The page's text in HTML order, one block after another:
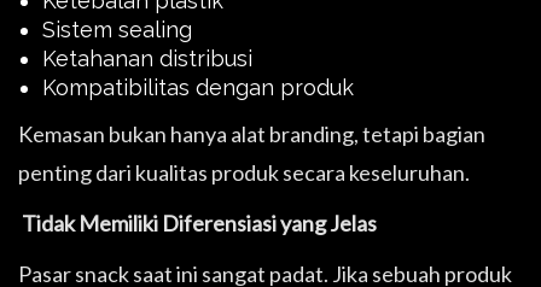
Sistem sealing
Ketahanan distribusi
Kompatibilitas dengan produk
Kemasan bukan hanya alat branding, tetapi bagian
penting dari kualitas produk secara keseluruhan.
Tidak Memiliki Diferensiasi yang Jelas
Pasar snack saat ini sangat padat. Jika sebuah produk